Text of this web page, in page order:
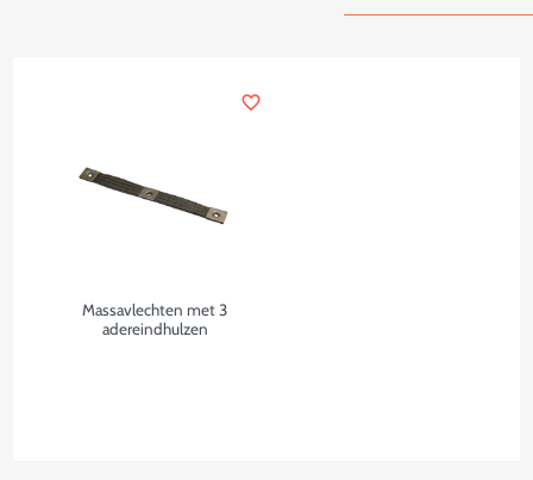
Massavlechten met 3
adereindhulzen
favorite_border